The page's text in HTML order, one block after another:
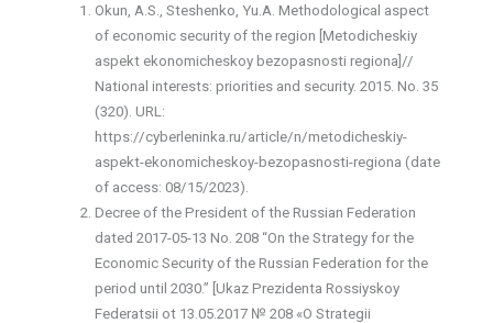
Okun, A.S., Steshenko, Yu.A. Methodological aspect
of economic security of the region [Metodicheskiy
aspekt ekonomicheskoy bezopasnosti regiona]//
National interests: priorities and security. 2015. No. 35
(320). URL:
https://cyberleninka.ru/article/n/metodicheskiy-
aspekt-ekonomicheskoy-bezopasnosti-regiona (date
of access: 08/15/2023).
Decree of the President of the Russian Federation
dated 2017-05-13 No. 208 “On the Strategy for the
Economic Security of the Russian Federation for the
period until 2030.” [Ukaz Prezidenta Rossiyskoy
Federatsii ot 13.05.2017 № 208 «O Strategii